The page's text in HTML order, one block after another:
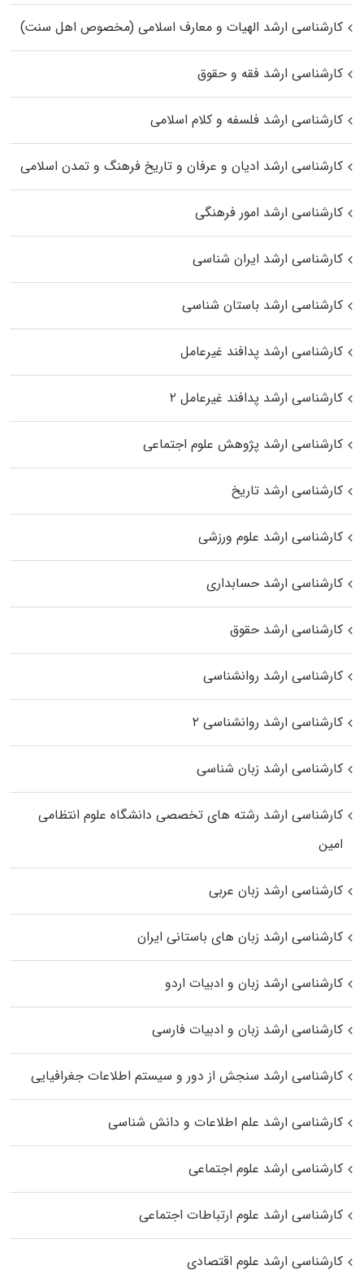
کارشناسی ارشد الهیات و معارف اسلامی (مخصوص اهل سنت)
کارشناسی ارشد فقه و حقوق
کارشناسی ارشد فلسفه و کلام اسلامی
کارشناسی ارشد ادیان و عرفان و تاریخ فرهنگ و تمدن اسلامی
کارشناسی ارشد امور فرهنگی
کارشناسی ارشد ایران شناسی
کارشناسی ارشد باستان شناسی
کارشناسی ارشد پدافند غیرعامل
کارشناسی ارشد پدافند غیرعامل ۲
کارشناسی ارشد پژوهش علوم اجتماعی
کارشناسی ارشد تاریخ
کارشناسی ارشد علوم ورزشی
کارشناسی ارشد حسابداری
کارشناسی ارشد حقوق
کارشناسی ارشد روانشناسی
کارشناسی ارشد روانشناسی ۲
کارشناسی ارشد زبان شناسی
کارشناسی ارشد رﺷﺘﻪ ﻫﺎی تخصصی داﻧﺸﮕﺎه ﻋﻠﻮم انتظامی
اﻣﻴﻦ
کارشناسی ارشد زبان عربی
کارشناسی ارشد زبان‌ های باستانی ایران
کارشناسی ارشد زبان و ادبیات اردو
کارشناسی ارشد زبان و ادبیات فارسی
کارشناسی ارشد سنجش از دور و سیستم اطلاعات جغرافیایی
کارشناسی ارشد علم اطلاعات و دانش شناسی
کارشناسی ارشد علوم اجتماعی
کارشناسی ارشد علوم ارتباطات اجتماعی
کارشناسی ارشد علوم اقتصادی